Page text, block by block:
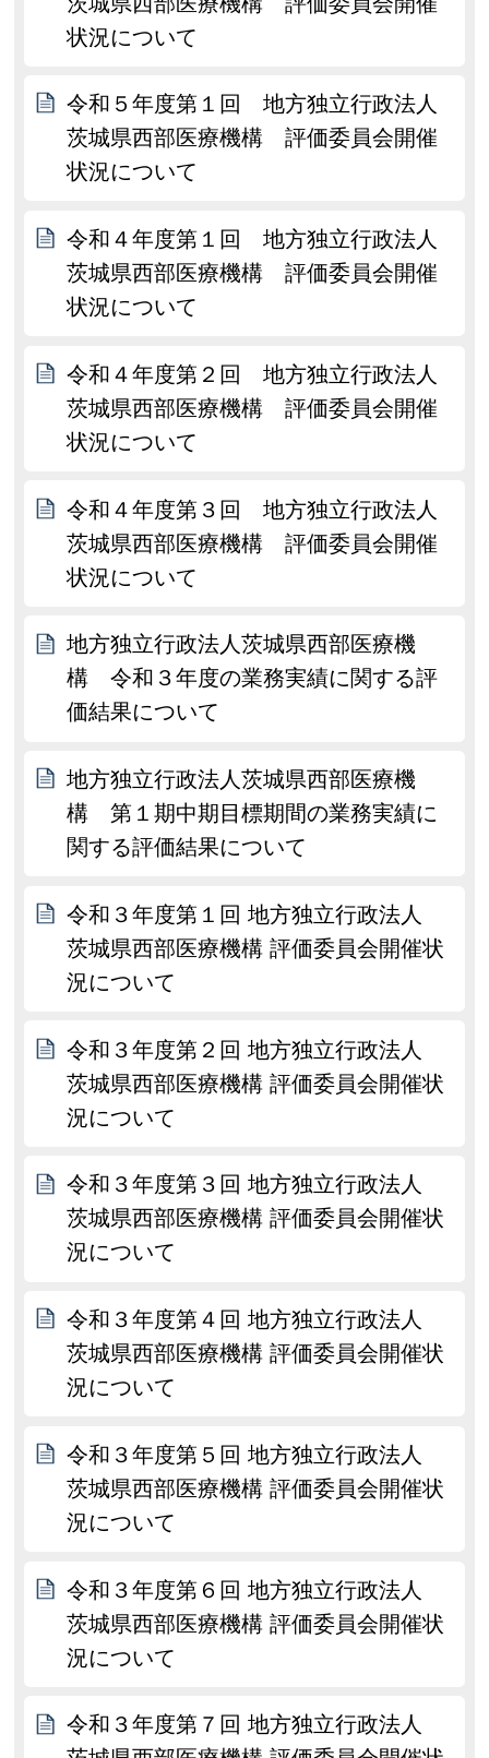
状況について
令和５年度第１回 地方独立行政法人
茨城県西部医療機構 評価委員会開催
状況について
令和４年度第１回 地方独立行政法人
茨城県西部医療機構 評価委員会開催
状況について
令和４年度第２回 地方独立行政法人
茨城県西部医療機構 評価委員会開催
状況について
令和４年度第３回 地方独立行政法人
茨城県西部医療機構 評価委員会開催
状況について
地方独立行政法人茨城県西部医療機
構 令和３年度の業務実績に関する評
価結果について
地方独立行政法人茨城県西部医療機
構 第１期中期目標期間の業務実績に
関する評価結果について
令和３年度第１回 地方独立行政法人
茨城県西部医療機構 評価委員会開催状
況について
令和３年度第２回 地方独立行政法人
茨城県西部医療機構 評価委員会開催状
況について
令和３年度第３回 地方独立行政法人
茨城県西部医療機構 評価委員会開催状
況について
令和３年度第４回 地方独立行政法人
茨城県西部医療機構 評価委員会開催状
況について
令和３年度第５回 地方独立行政法人
茨城県西部医療機構 評価委員会開催状
況について
令和３年度第６回 地方独立行政法人
茨城県西部医療機構 評価委員会開催状
況について
令和３年度第７回 地方独立行政法人